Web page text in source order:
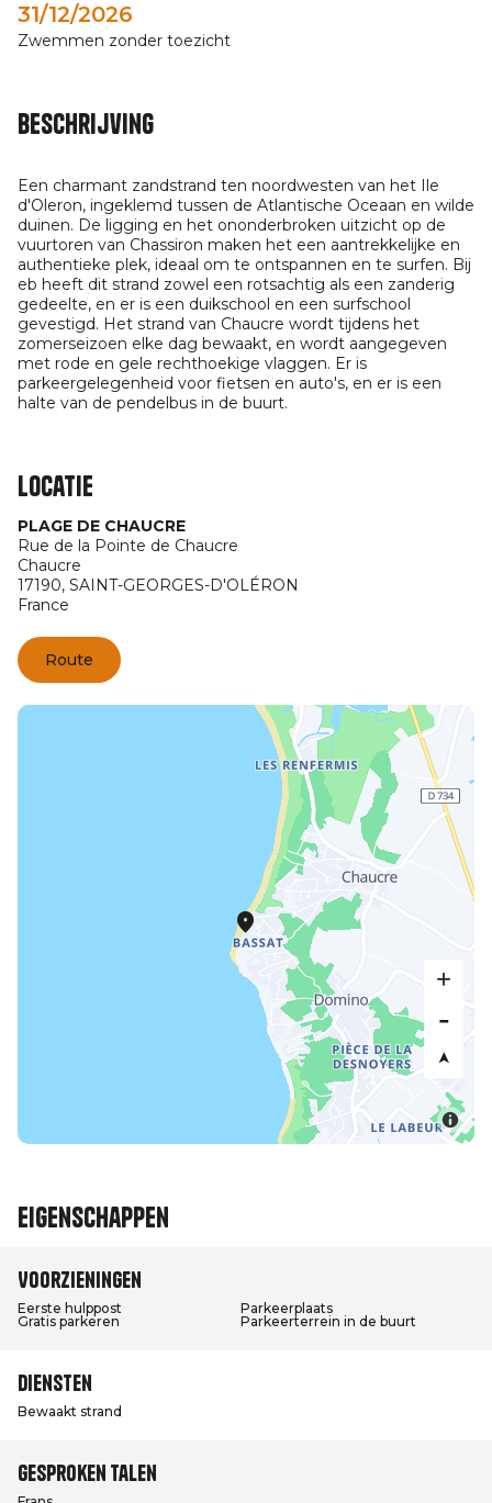
31/12/2026
Zwemmen zonder toezicht
Beschrijving
Een charmant zandstrand ten noordwesten van het Ile
d'Oleron, ingeklemd tussen de Atlantische Oceaan en wilde
duinen. De ligging en het ononderbroken uitzicht op de
vuurtoren van Chassiron maken het een aantrekkelijke en
authentieke plek, ideaal om te ontspannen en te surfen. Bij
eb heeft dit strand zowel een rotsachtig als een zanderig
gedeelte, en er is een duikschool en een surfschool
gevestigd. Het strand van Chaucre wordt tijdens het
zomerseizoen elke dag bewaakt, en wordt aangegeven
met rode en gele rechthoekige vlaggen. Er is
parkeergelegenheid voor fietsen en auto's, en er is een
halte van de pendelbus in de buurt.
Locatie
PLAGE DE CHAUCRE
Rue de la Pointe de Chaucre
Chaucre
17190, SAINT-GEORGES-D'OLÉRON
France
Route
Eigenschappen
Voorzieningen
Eerste hulppost
Parkeerplaats
Gratis parkeren
Parkeerterrein in de buurt
Diensten
Bewaakt strand
Gesproken talen